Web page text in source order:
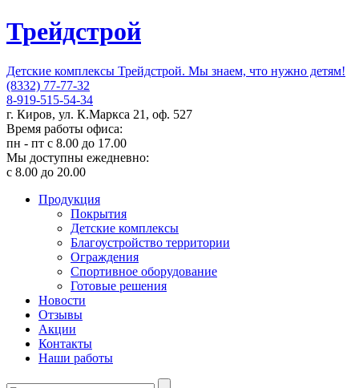
Трейдстрой
Детские комплексы Трейдстрой. Мы знаем, что нужно детям!
(8332) 77-77-32
8-919-515-54-34
г. Киров, ул. К.Маркса 21, оф. 527
Время работы офиса:
пн - пт с 8.00 до 17.00
Мы доступны ежедневно:
с 8.00 до 20.00
Продукция
Покрытия
Детские комплексы
Благоустройство территории
Ограждения
Спортивное оборудование
Готовые решения
Новости
Отзывы
Акции
Контакты
Наши работы